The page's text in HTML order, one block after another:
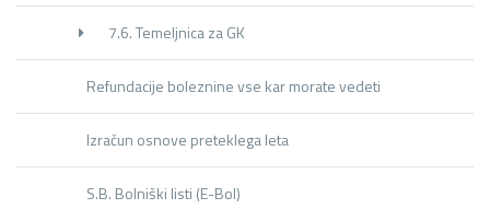
7.6. Temeljnica za GK
Refundacije boleznine vse kar morate vedeti
Izračun osnove preteklega leta
S.B. Bolniški listi (E-Bol)